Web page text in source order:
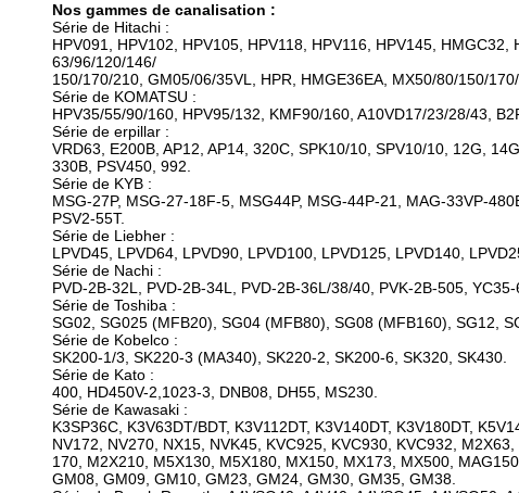
Nos gammes de canalisation :
Série de Hitachi :
HPV091, HPV102, HPV105, HPV118, HPV116, HPV145,
63/96/120/146/
150/170/210, GM05/06/35VL, HPR, HMGE36EA, MX50/80/150/
Série de KOMATSU :
HPV35/55/90/160, HPV95/132, KMF90/160, A10VD17/23/28/43,
Série de erpillar :
VRD63, E200B, AP12, AP14, 320C, SPK10/10, SPV10/10, 12G,
330B, PSV450, 992.
Série de KYB :
MSG-27P, MSG-27-18F-5, MSG44P, MSG-44P-21, MAG-33VP-
PSV2-55T.
Série de Liebher :
LPVD45, LPVD64, LPVD90, LPVD100, LPVD125, LPVD140,
Série de Nachi :
PVD-2B-32L, PVD-2B-34L, PVD-2B-36L/38/40, PVK-2B-505, YC35-
Série de Toshiba :
SG02, SG025 (MFB20), SG04 (MFB80), SG08 (MFB160), SG12,
Série de Kobelco :
SK200-1/3, SK220-3 (MA340), SK220-2, SK200-6, SK320, SK430.
Série de Kato :
400, HD450V-2,1023-3, DNB08, DH55, MS230.
Série de Kawasaki :
K3SP36C, K3V63DT/BDT, K3V112DT, K3V140DT, K3V180DT,
NV172, NV270, NX15, NVK45, KVC925, KVC930, KVC932,
170, M2X210, M5X130, M5X180, MX150, MX173, MX500,
GM08, GM09, GM10, GM23, GM24, GM30, GM35, GM38.